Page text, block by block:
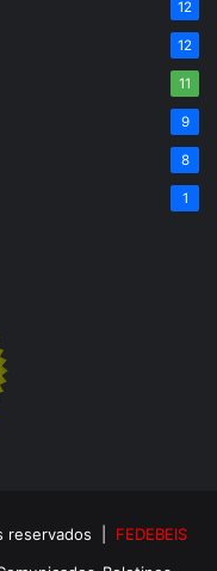
12
12
11
9
8
1
reservados | FEDEBEIS